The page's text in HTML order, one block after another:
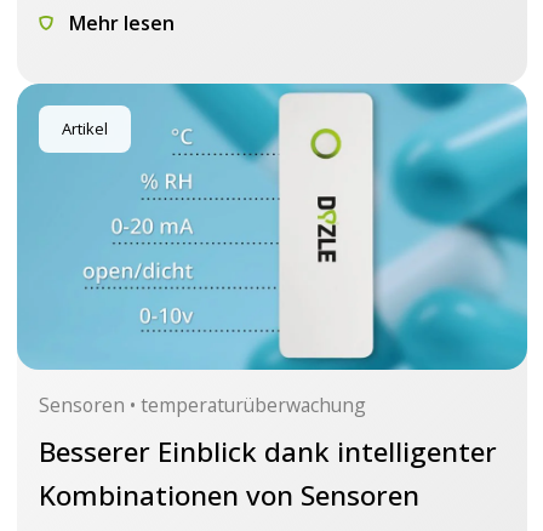
Mehr lesen
Artikel
Sensoren • temperaturüberwachung
Besserer Einblick dank intelligenter
Kombinationen von Sensoren